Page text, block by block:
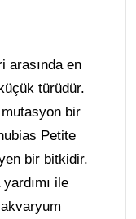
arasında en
türüdür.
mutasyon bir
Petite
bir bitkidir.
ile